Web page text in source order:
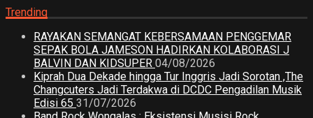
Trending
RAYAKAN SEMANGAT KEBERSAMAAN PENGGEMAR
SEPAK BOLA JAMESON HADIRKAN KOLABORASI J
BALVIN DAN KIDSUPER 04/08/2026
Kiprah Dua Dekade hingga Tur Inggris Jadi Sorotan ,The
Changcuters Jadi Terdakwa di DCDC Pengadilan Musik
Edisi 65 31/07/2026